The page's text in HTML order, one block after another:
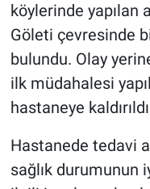
köylerinde yapılan
Göleti çevresinde
bulundu. Olay
ilk müdahalesi
hastaneye
Hastanede tedavi
sağlık durumunun